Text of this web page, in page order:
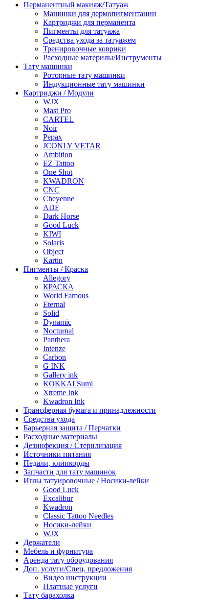
Перманентный макияж/Татуаж
Машинки для дермопигментации
Картриджи для перманента
Пигменты для татуажа
Средства ухода за татуажем
Тренировочные коврики
Расходные материлы/Инструменты
Тату машинки
Роторные тату машинки
Индукционные тату машинки
Картриджи / Модули
WJX
Mast Pro
CARTEL
Noir
Pepax
JCONLY VETAR
Ambition
EZ Tattoo
One Shot
KWADRON
CNC
Cheyenne
ADF
Dark Horse
Good Luck
KIWI
Solaris
Object
Kartin
Пигменты / Краска
Allegory
КРАСКА
World Famous
Eternal
Solid
Dynamic
Nocturnal
Panthera
Intenze
Carbon
G INK
Gallery ink
KOKKAI Sumi
Xtreme Ink
Kwadron Ink
Трансферная бумага и принадлежности
Средства ухода
Барьерная защита / Перчатки
Расходные материалы
Дезинфекция / Стерилизация
Источники питания
Педали, клипкорды
Запчасти для тату машинок
Иглы татуировочные / Носики-лейки
Good Luck
Excalibur
Kwadron
Classic Tattoo Needles
Носики-лейки
WJX
Держатели
Мебель и фурнитура
Аренда тату оборудования
Доп. услуги/Спец. предложения
Видео инструкции
Платные услуги
Тату барахолка